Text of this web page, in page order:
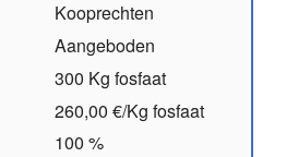
Kooprechten
Aangeboden
300 Kg fosfaat
260,00 €/Kg fosfaat
100 %